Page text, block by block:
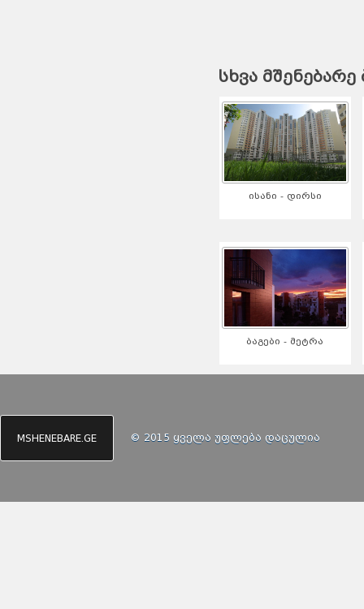
სხვა მშენებარე
ისანი - დირსი
ბაგები - მეტრა
MSHENEBARE.GE © 2015 ყველა უფლება დაცულია